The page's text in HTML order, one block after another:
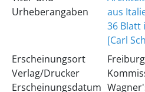
Urheberangaben
aus
36 Blatt
[Carl
Erscheinungsort
Verlag/Drucker
Erscheinungsdatum